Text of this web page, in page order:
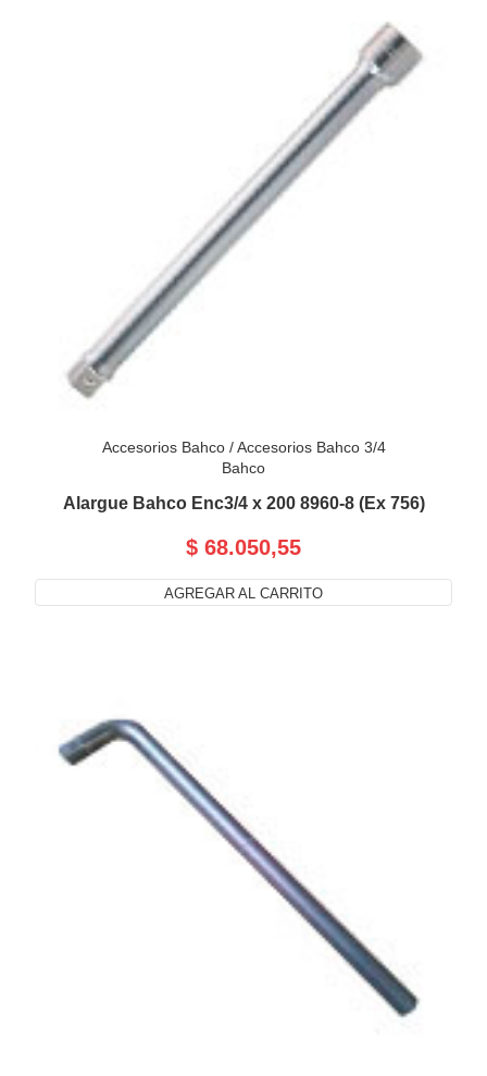
Accesorios Bahco/Accesorios Bahco 3/4
Bahco
Alargue Bahco Enc3/4 x 200 8960-8 (Ex 756)
$ 68.050,55
AGREGAR AL CARRITO